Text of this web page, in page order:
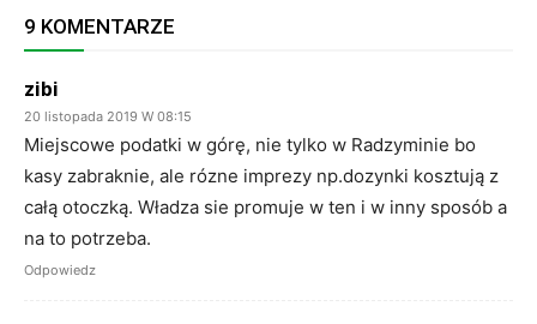
9 KOMENTARZE
zibi
20 listopada 2019 W 08:15
Miejscowe podatki w górę, nie tylko w Radzyminie bo
kasy zabraknie, ale rózne imprezy np.dozynki kosztują z
całą otoczką. Władza sie promuje w ten i w inny sposób a
na to potrzeba.
Odpowiedz